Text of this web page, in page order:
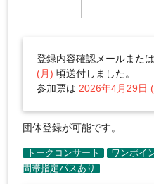
登録内容確認メールまた
(月) 頃送付しました。
参加票は 2026年4月29日
団体登録が可能です。